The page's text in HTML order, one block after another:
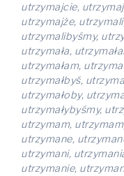
utrzymajcie,
utrzymajże,
utrzymalibyśmy,
utrzymała,
utrzymałam,
utrzymałbyś,
utrzymałoby,
utrzymałybyśmy,
utrzymam,
utrzymane,
utrzymani,
utrzymanie,